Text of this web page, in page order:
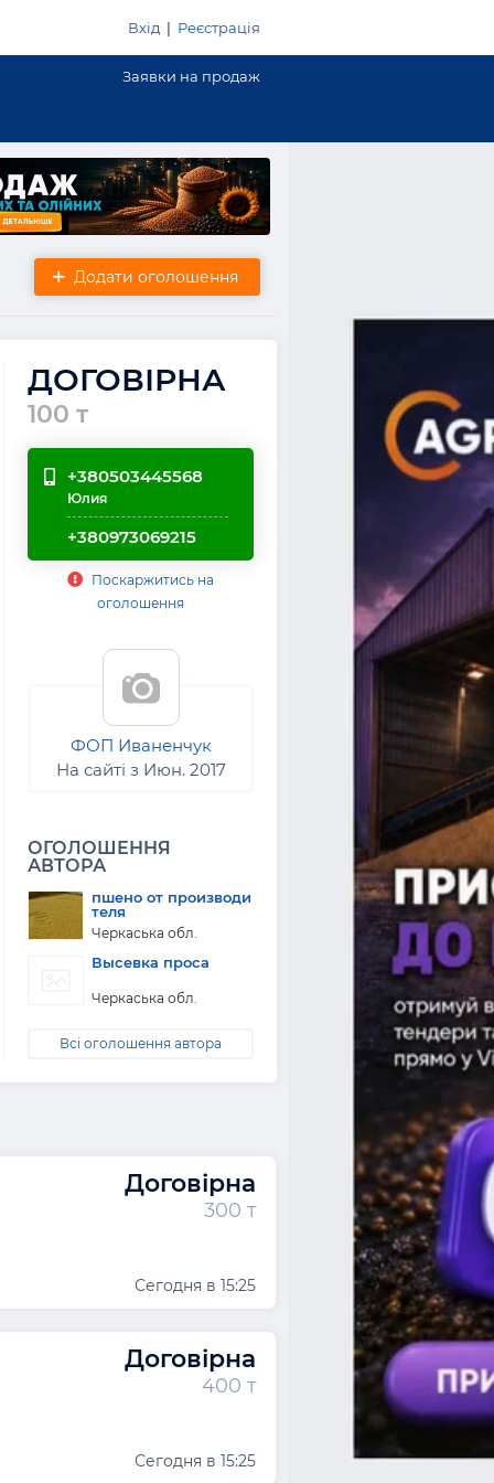
Вхід | Реєстрація
Заявки на продаж
Додати оголошення
ДОГОВІРНА
100 т
+380503445568
Юлия
+380973069215
Поскаржитись на
оголошення
ФОП Иваненчук
На сайті з Июн. 2017
ОГОЛОШЕННЯ
АВТОРА
пшено от производи
теля
Черкаська обл.
Высевка проса
Черкаська обл.
Всі оголошення автора
Договірна
300 т
Сегодня в 15:25
Договірна
400 т
Сегодня в 15:25